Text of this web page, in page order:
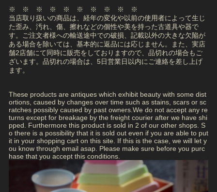
※ ※ ※ ※ ※ ※ ※ ※ ※ ※
当店取り扱いの商品は、経年の変化や以前の使用者によって生じ
た歪み、汚れ、傷、擦れなどの個性や美を持った古道具や器で
す。ご注文者様への輸送途中での破損、記載以外の大きな欠陥が
ある場合を除いては、基本的に返品には応じません。また、実店
舗2店舗にて同時に販売をしておりますので、品切れの場合もご
ざいます。品切れの場合は、5日営業日以内にご連絡を差し上げ
ます。
These products are antiques which exhibit beauty with some dist
ortions, caused by changes over time such as stains, scars or sc
ratches possibly caused by past owners.We do not accept any re
turns except for breakage by the freight courier after we have shi
pped. Furthermore this product is sold in 2 of our other shops. S
o there is a possibility that it is sold out even if you are able to put
it in your shopping cart on this site. If this is the case, we will let y
ou know through email asap. Please make sure before you purc
hase that you accept this conditions.